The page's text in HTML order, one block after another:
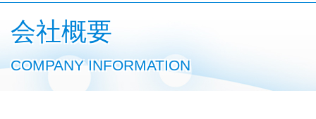
会社概要
COMPANY INFORMATION